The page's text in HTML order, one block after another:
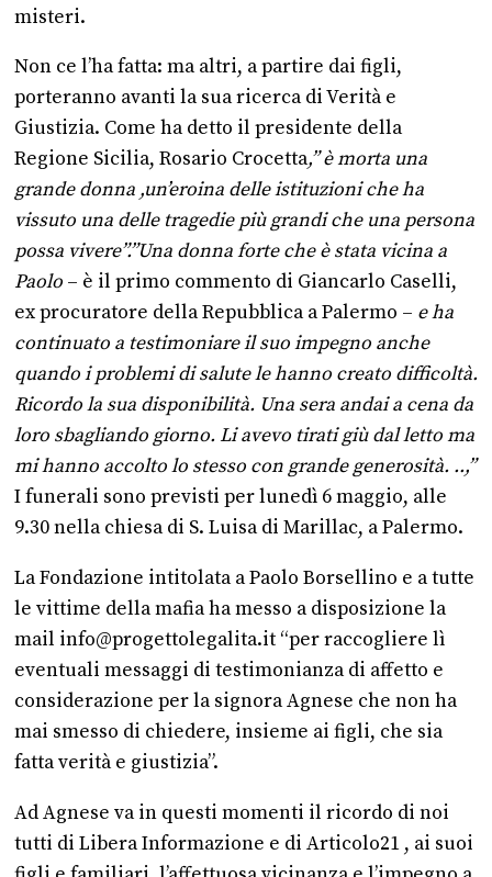
misteri.
Non ce l’ha fatta: ma altri, a partire dai figli,
porteranno avanti la sua ricerca di Verità e
Giustizia. Come ha detto il presidente della
Regione Sicilia, Rosario Crocetta,” è morta una
grande donna ,un’eroina delle istituzioni che ha
vissuto una delle tragedie più grandi che una persona
possa vivere”.”Una donna forte che è stata vicina a
Paolo – è il primo commento di Giancarlo Caselli,
ex procuratore della Repubblica a Palermo – e ha
continuato a testimoniare il suo impegno anche
quando i problemi di salute le hanno creato difficoltà.
Ricordo la sua disponibilità. Una sera andai a cena da
loro sbagliando giorno. Li avevo tirati giù dal letto ma
mi hanno accolto lo stesso con grande generosità. ..,”
I funerali sono previsti per lunedì 6 maggio, alle
9.30 nella chiesa di S. Luisa di Marillac, a Palermo.
La Fondazione intitolata a Paolo Borsellino e a tutte
le vittime della mafia ha messo a disposizione la
mail info@progettolegalita.it “per raccogliere lì
eventuali messaggi di testimonianza di affetto e
considerazione per la signora Agnese che non ha
mai smesso di chiedere, insieme ai figli, che sia
fatta verità e giustizia”.
Ad Agnese va in questi momenti il ricordo di noi
tutti di Libera Informazione e di Articolo21 , ai suoi